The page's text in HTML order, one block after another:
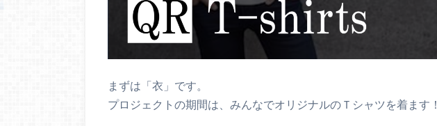
まずは「衣」です。
プロジェクトの期間は、みんなでオリジナルのＴシャツを着ます！